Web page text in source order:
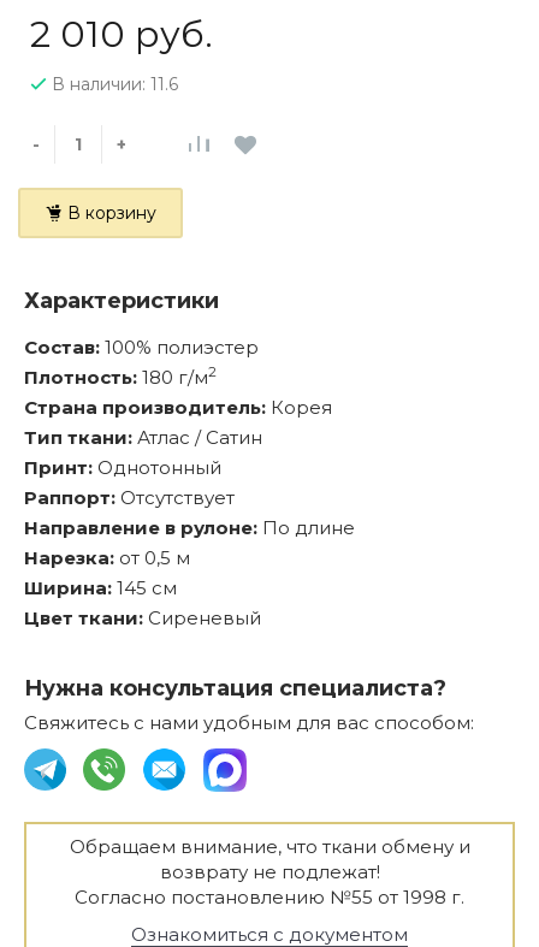
2 010 руб.
В наличии: 11.6
- +
В корзину
Характеристики
Состав: 100% полиэстер
Плотность: 180 г/м2
Страна производитель: Корея
Тип ткани: Атлас / Сатин
Принт: Однотонный
Раппорт: Отсутствует
Направление в рулоне: По длине
Нарезка: от 0,5 м
Ширина: 145 см
Цвет ткани: Сиреневый
Нужна консультация специалиста?
Свяжитесь с нами удобным для вас способом:
Обращаем внимание, что ткани обмену и
возврату не подлежат!
Согласно постановлению №55 от 1998 г.
Ознакомиться с документом